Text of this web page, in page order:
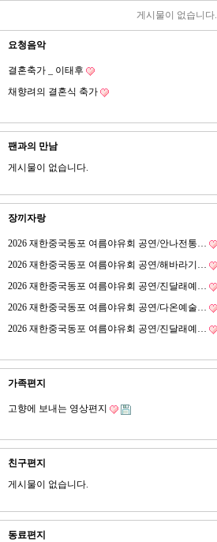
게시물이 없습니다.
요청음악
결혼축가 _ 이태후
채향려의 결혼식 축가
팬과의 만남
게시물이 없습니다.
장끼자랑
2026 재한중국동포 여름야유회 공연/안나전통…
2026 재한중국동포 여름야유회 공연/해바라기…
2026 재한중국동포 여름야유회 공연/진달래예…
2026 재한중국동포 여름야유회 공연/다온예술…
2026 재한중국동포 여름야유회 공연/진달래예…
가족편지
고향에 보내는 영상편지
친구편지
게시물이 없습니다.
동료편지